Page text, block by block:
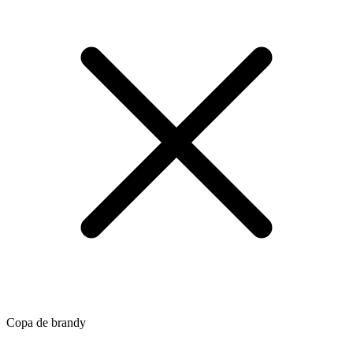
Copa de brandy